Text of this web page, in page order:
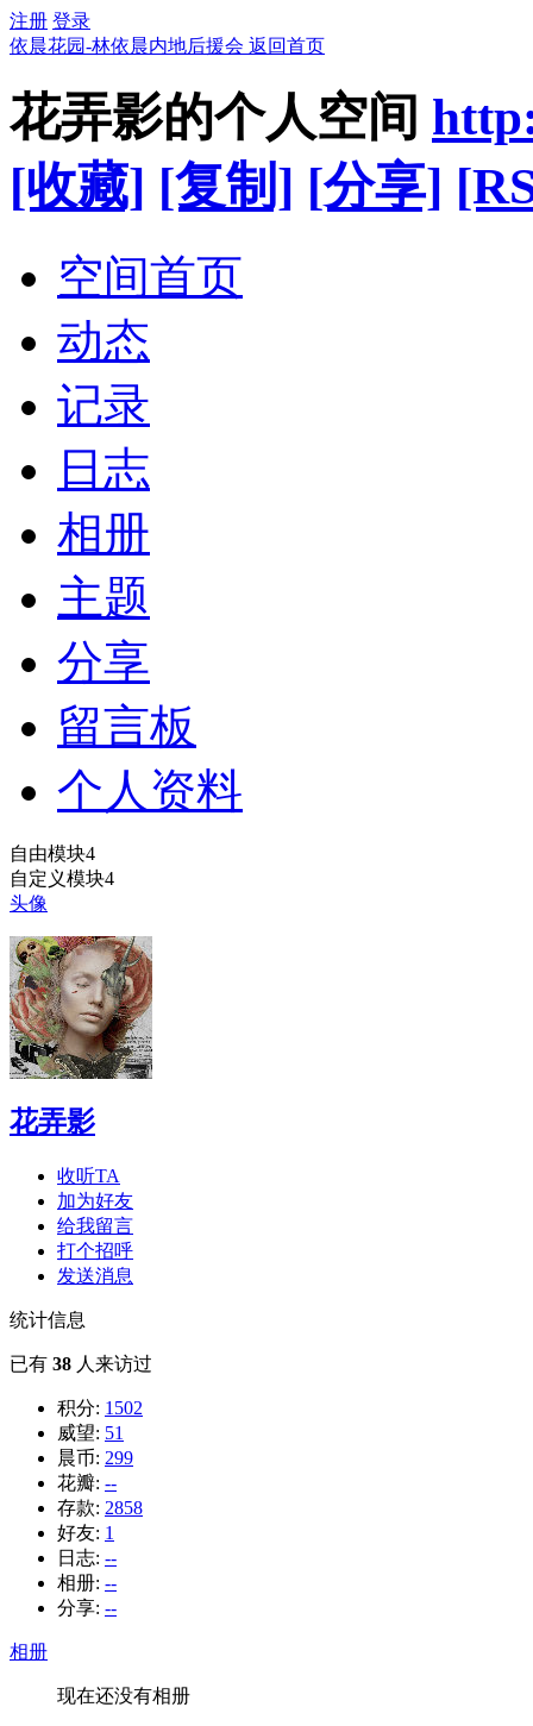
注册 登录
依晨花园-林依晨内地后援会 返回首页
花弄影的个人空间
[收藏] [复制] [分享]
空间首页
动态
记录
日志
相册
主题
分享
留言板
个人资料
自由模块4
自定义模块4
头像
花弄影
收听TA
加为好友
给我留言
打个招呼
发送消息
统计信息
已有 38 人来访过
积分: 1502
威望: 51
晨币: 299
花瓣: --
存款: 2858
好友: 1
日志: --
相册: --
分享: --
相册
现在还没有相册